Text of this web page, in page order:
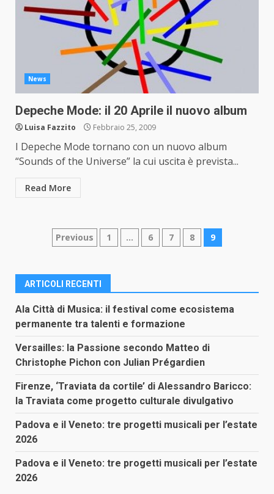
News
Depeche Mode: il 20 Aprile il nuovo album
Luisa Fazzito Febbraio 25, 2009
I Depeche Mode tornano con un nuovo album
“Sounds of the Universe” la cui uscita è prevista...
Read More
Paginazione
articoli
Previous 1 … 6 7 8 9
ARTICOLI RECENTI
Ala Città di Musica: il festival come ecosistema
permanente tra talenti e formazione
Versailles: la Passione secondo Matteo di
Christophe Pichon con Julian Prégardien
Firenze, ‘Traviata da cortile’ di Alessandro Baricco:
la Traviata come progetto culturale divulgativo
Padova e il Veneto: tre progetti musicali per l’estate
2026
Padova e il Veneto: tre progetti musicali per l’estate
2026